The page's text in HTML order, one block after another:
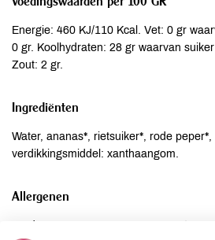
Energie: 460 KJ/110 Kcal. Vet: 0 gr
0 gr. Koolhydraten: 28 gr waarvan
Zout: 2 gr.
Ingrediënten
Water, ananas*, rietsuiker*, rode
verdikkingsmiddel: xanthaangom.
Allergenen